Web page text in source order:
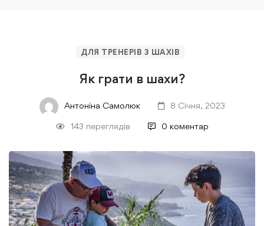
ДЛЯ ТРЕНЕРІВ З ШАХІВ
Як грати в шахи?
Антоніна Самолюк 8 Січня, 2023
143 переглядів 0 коментар